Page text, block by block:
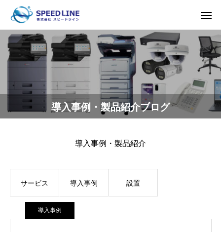
導入事例・製品紹介ブログ
導入事例・製品紹介
サービス 導入事例 設置
導入事例